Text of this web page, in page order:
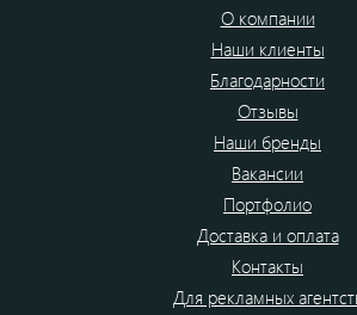
О компании
Наши клиенты
Благодарности
Отзывы
Наши бренды
Вакансии
Портфолио
Доставка и оплата
Контакты
Для рекламных